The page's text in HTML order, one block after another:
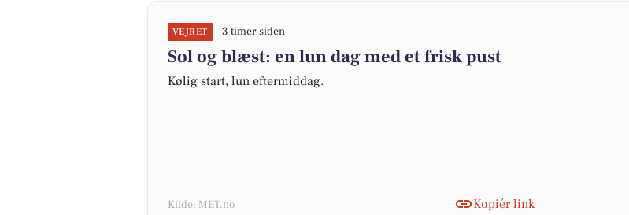
VEJRET 3 timer siden
Sol og blæst: en lun dag med et frisk pust
Kølig start, lun eftermiddag.
Kilde: MET.no Kopiér link